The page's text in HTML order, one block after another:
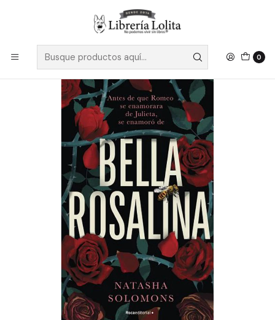
0
Despacho a todo Chile